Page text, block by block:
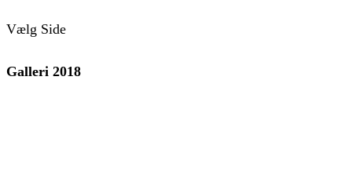
Vælg Side
Galleri 2018